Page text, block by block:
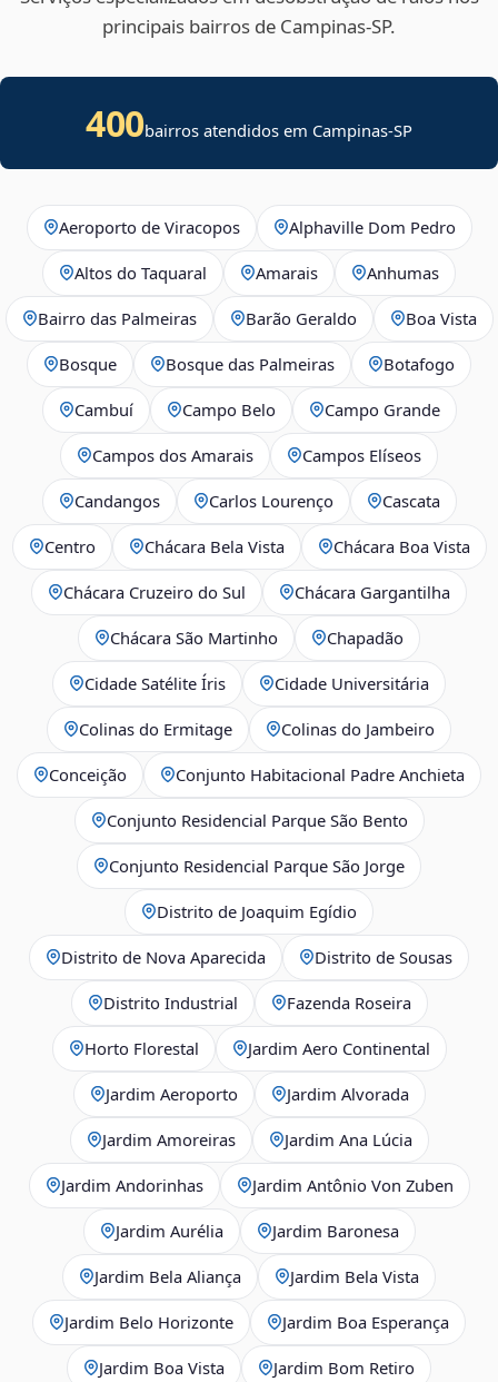
principais bairros de Campinas‑SP.
400bairros atendidos em Campinas-SP
Aeroporto de Viracopos Alphaville Dom Pedro
Altos do Taquaral Amarais Anhumas
Bairro das Palmeiras Barão Geraldo Boa Vista
Bosque Bosque das Palmeiras Botafogo
Cambuí Campo Belo Campo Grande
Campos dos Amarais Campos Elíseos
Candangos Carlos Lourenço Cascata
Centro Chácara Bela Vista Chácara Boa Vista
Chácara Cruzeiro do Sul Chácara Gargantilha
Chácara São Martinho Chapadão
Cidade Satélite Íris Cidade Universitária
Colinas do Ermitage Colinas do Jambeiro
Conceição Conjunto Habitacional Padre Anchieta
Conjunto Residencial Parque São Bento
Conjunto Residencial Parque São Jorge
Distrito de Joaquim Egídio
Distrito de Nova Aparecida Distrito de Sousas
Distrito Industrial Fazenda Roseira
Horto Florestal Jardim Aero Continental
Jardim Aeroporto Jardim Alvorada
Jardim Amoreiras Jardim Ana Lúcia
Jardim Andorinhas Jardim Antônio Von Zuben
Jardim Aurélia Jardim Baronesa
Jardim Bela Aliança Jardim Bela Vista
Jardim Belo Horizonte Jardim Boa Esperança
Jardim Boa Vista Jardim Bom Retiro